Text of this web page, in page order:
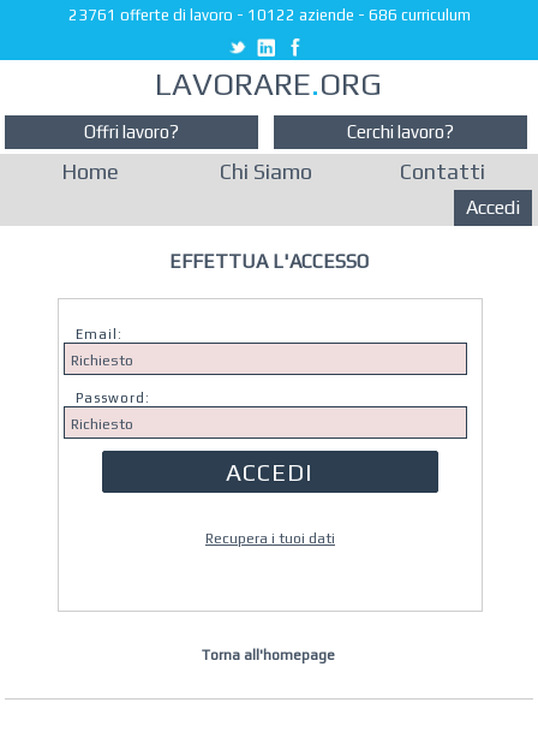
23761 offerte di lavoro - 10122 aziende - 686 curriculum
LAVORARE.ORG
Offri lavoro? Cerchi lavoro?
Home Chi Siamo Contatti
Accedi
EFFETTUA L'ACCESSO
Email:
Password:
Recupera i tuoi dati
Torna all'homepage